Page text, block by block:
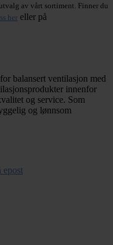
av vårt sortiment. Finner du
her eller på
balansert ventilasjon med
innenfor
og service. Som
og lønnsom
epost